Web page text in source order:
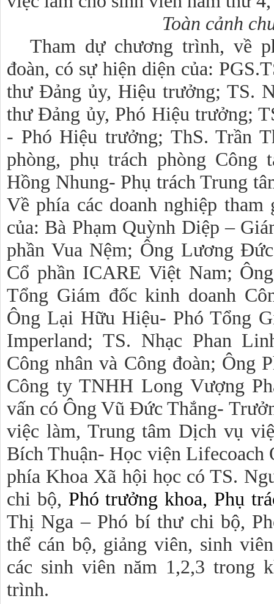
Toàn cảnh
Tham dự chương trình, về
đoàn, có sự hiện diện của:
thư Đảng ủy, Hiệu trưởng; TS.
thư Đảng ủy, Phó Hiệu trưởng;
- Phó Hiệu trưởng; ThS. Trần
phòng, phụ trách phòng
Hồng Nhung- Phụ trách Trung
Về phía các doanh nghiệp
của: Bà Phạm Quỳnh Diệp –
phần Vua Nệm; Ông Lương
Cổ phần ICARE Việt Nam;
Tổng Giám đốc kinh doanh
Ông Lại Hữu Hiệu- Phó Tổng
Imperland; TS. Nhạc Phan
Công nhân và Công đoàn; Ông
Công ty TNHH Long Vượng
vấn có Ông Vũ Đức Thắng-
việc làm, Trung tâm Dịch vụ
Bích Thuận- Học viện Lifecoach
phía Khoa Xã hội học có TS.
chi bộ, Phó trưởng khoa, Phụ
Thị Nga – Phó bí thư chi bộ,
thể cán bộ, giảng viên, sinh
các sinh viên năm 1,2,3 trong
trình.